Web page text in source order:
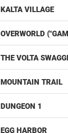
KALTA VILLAGE
OVERWORLD
THE VOLTA
MOUNTAIN TRAIL
DUNGEON 1
EGG HARBOR